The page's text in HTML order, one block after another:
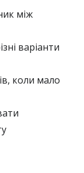
між
варіанти
коли мало